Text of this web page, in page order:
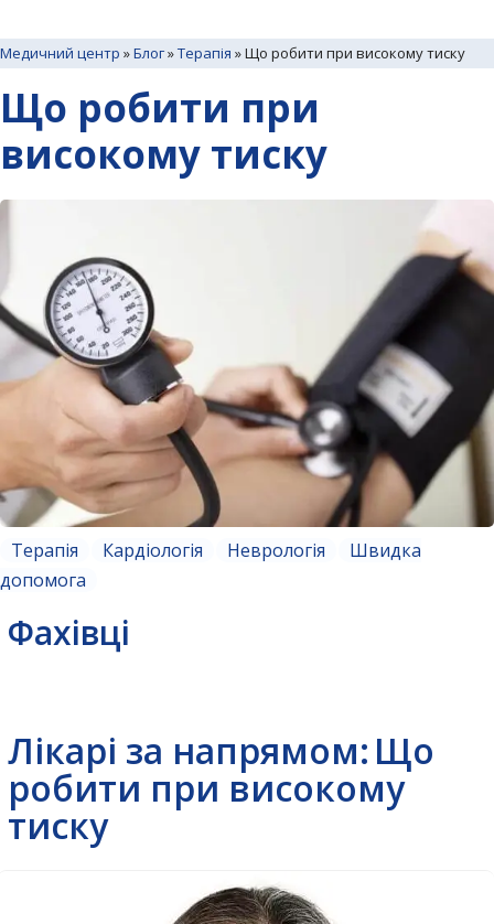
Медичний центр »Блог»Терапія »Що робити при високому тиску
Що робити при
високому тиску
Терапія Кардіологія Неврологія
Швидка
допомога
Фахівці
Лікарі за напрямом: Що
робити при високому
тиску